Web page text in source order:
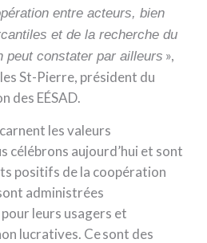
entre acteurs, bien
et de la recherche du
peut constater par ailleurs »,
St-Pierre, président du
des EÉSAD.
les valeurs
célébrons aujourd’hui et sont
positifs de la coopération
administrées
leurs usagers et
lucratives. Ce sont des